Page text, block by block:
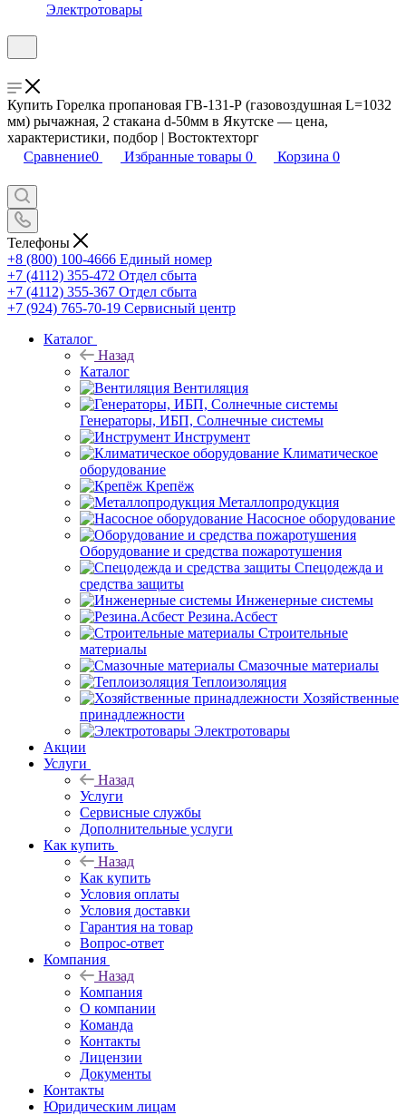
Электротовары
Купить Горелка пропановая ГВ-131-Р (газовоздушная L=1032
мм) рычажная, 2 стакана d-50мм в Якутске — цена,
характеристики, подбор | Востоктехторг
Сравнение0 Избранные товары 0 Корзина 0
Телефоны
+8 (800) 100-4666 Единый номер
+7 (4112) 355-472 Отдел сбыта
+7 (4112) 355-367 Отдел сбыта
+7 (924) 765-70-19 Сервисный центр
Каталог
Назад
Каталог
Вентиляция
Генераторы, ИБП, Солнечные системы
Инструмент
Климатическое
оборудование
Крепёж
Металлопродукция
Насосное оборудование
Оборудование и средства пожаротушения
Спецодежда и
средства защиты
Инженерные системы
Резина.Асбест
Строительные
материалы
Смазочные материалы
Теплоизоляция
Хозяйственные
принадлежности
Электротовары
Акции
Услуги
Назад
Услуги
Сервисные службы
Дополнительные услуги
Как купить
Назад
Как купить
Условия оплаты
Условия доставки
Гарантия на товар
Вопрос-ответ
Компания
Назад
Компания
О компании
Команда
Контакты
Лицензии
Документы
Контакты
Юридическим лицам